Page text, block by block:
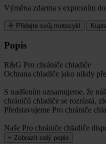
Výměna zdarma s expresním
Přidejte svůj motocykl
Popis
R&G Pro chrániče chladiče
Ochrana chladiče jako nikdy
S nadšením oznamujeme, že
chráničů chladiče se rozrůstá,
Představujeme Pro chrániče
Naše Pro chrániče chladiče
+ Zobrazit celý popis